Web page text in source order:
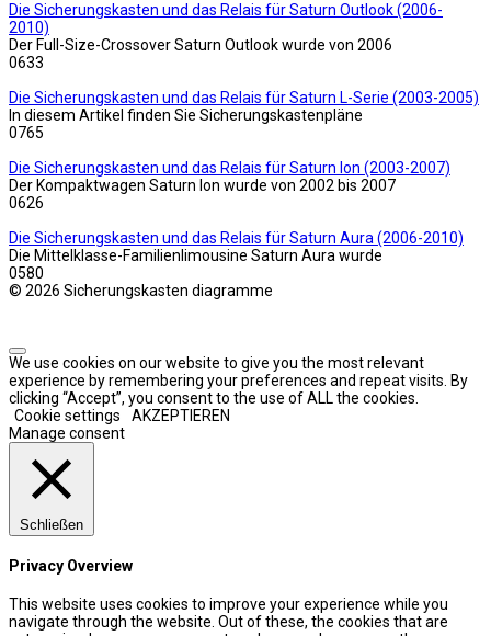
Die Sicherungskasten und das Relais für Saturn Outlook (2006-
2010)
Der Full-Size-Crossover Saturn Outlook wurde von 2006
0633
Die Sicherungskasten und das Relais für Saturn L-Serie (2003-2005)
In diesem Artikel finden Sie Sicherungskastenpläne
0765
Die Sicherungskasten und das Relais für Saturn Ion (2003-2007)
Der Kompaktwagen Saturn Ion wurde von 2002 bis 2007
0626
Die Sicherungskasten und das Relais für Saturn Aura (2006-2010)
Die Mittelklasse-Familienlimousine Saturn Aura wurde
0580
© 2026 Sicherungskasten diagramme
We use cookies on our website to give you the most relevant
experience by remembering your preferences and repeat visits. By
clicking “Accept”, you consent to the use of ALL the cookies.
Cookie settings
AKZEPTIEREN
Manage consent
Schließen
Privacy Overview
This website uses cookies to improve your experience while you
navigate through the website. Out of these, the cookies that are